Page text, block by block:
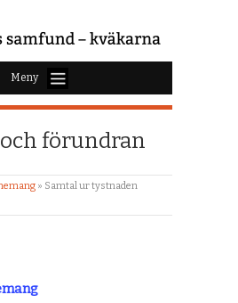
Meny
förundran
» Samtal ur tystnaden